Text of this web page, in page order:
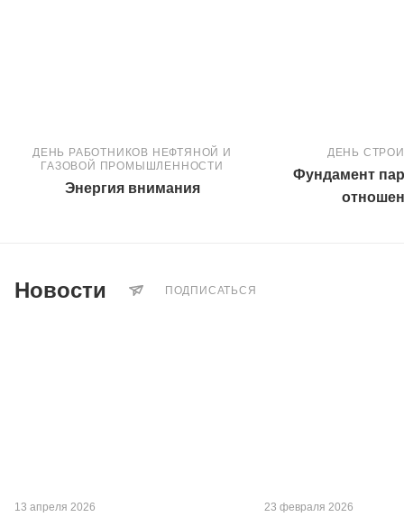
ДЕНЬ РАБОТНИКОВ НЕФТЯНОЙ И
ГАЗОВОЙ ПРОМЫШЛЕННОСТИ
Энергия внимания
ДЕНЬ
Фундамент
Новости ПОДПИСАТЬСЯ
13 апреля 2026 23 февраля 2026